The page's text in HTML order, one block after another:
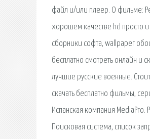
файл и/или плеер. О фильме:
хорошем качестве hd просто и
сборники софта, wallpaper
бесплатно смотреть онлайн и
лучшие русские военные.
скачать бесплатно фильмы,
Испанская компания
Поисковая сиcтема, список